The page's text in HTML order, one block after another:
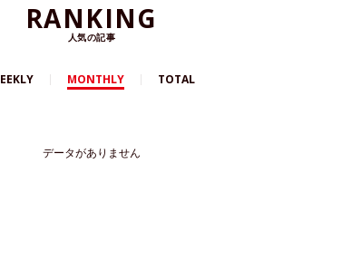
RANKING
人気の記事
MONTHLY TOTAL
データがありません